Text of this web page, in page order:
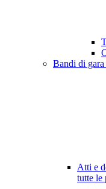
Bandi di gara
Atti e
tutte le